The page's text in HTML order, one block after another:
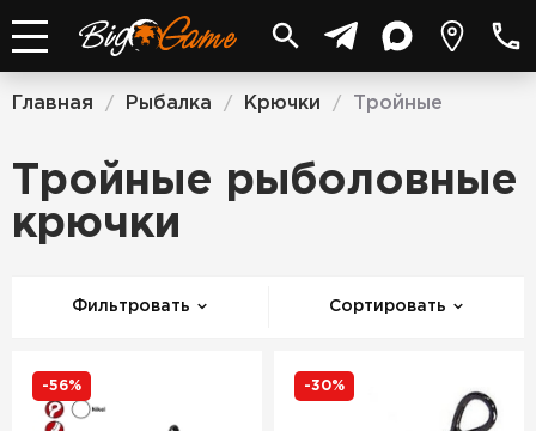
Главная / Рыбалка / Крючки / Тройные
Тройные рыболовные
крючки
Фильтровать Сортировать
-56% -30%